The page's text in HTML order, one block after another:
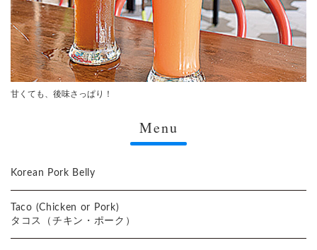
甘くても、後味さっぱり！
Menu
Korean Pork Belly
Taco (Chicken or Pork)
タコス（チキン・ポーク）